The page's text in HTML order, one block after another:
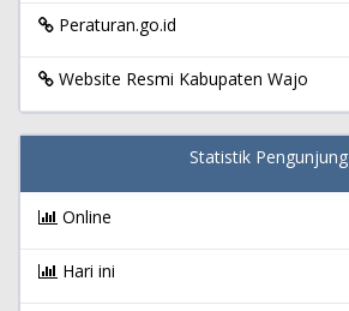
Peraturan.go.id
Website Resmi Kabupaten Wajo
Statistik Pengunjung
Online
Hari ini